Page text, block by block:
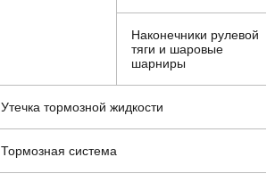
Наконечники рулевой
тяги и шаровые
шарниры
Утечка тормозной жидкости
Тормозная система